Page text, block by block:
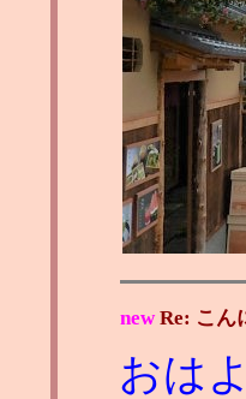
new Re: こん
おは